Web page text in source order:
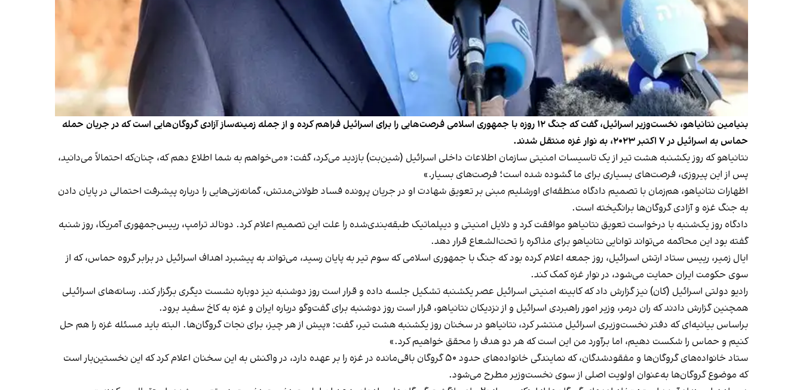
بنیامین نتانیاهو، نخست‌وزیر اسرائیل، گفت که جنگ ۱۲ روزه با جمهوری اسلامی فرصت‌هایی را برای اسرائیل فراهم کرده و از جمله زمینه‌ساز آزادی گروگان‌هایی است که در جریان حمله
حماس به اسرائیل در ۷ اکتبر ۲۰۲۳، به نوار غزه منتقل شدند.
نتانیاهو که روز یکشنبه هشت تیر از یک تاسیسات امنیتی سازمان اطلاعات داخلی اسرائیل (شین‌بت) بازدید می‌کرد، گفت: «می‌خواهم به شما اطلاع دهم که، چنان‌که احتمالاً می‌دانید،
پس از این پیروزی، فرصت‌های بسیاری برای ما گشوده شده است؛ فرصت‌های بسیار.»
اظهارات نتانیاهو، هم‌زمان با تصمیم دادگاه منطقه‌ای اورشلیم مبنی بر تعویق شهادت او در جریان پرونده فساد طولانی‌مدتش، گمانه‌زنی‌هایی را درباره پیشرفت احتمالی در پایان دادن
به جنگ غزه و آزادی گروگان‌ها برانگیخته است.
دادگاه روز یک‌شنبه با درخواست تعویق نتانیاهو موافقت کرد و دلایل امنیتی و دیپلماتیک طبقه‌بندی‌شده را علت این تصمیم اعلام کرد. دونالد ترامپ، رییس‌جمهوری آمریکا، روز شنبه
گفته بود این محاکمه می‌تواند توانایی نتانیاهو برای مذاکره را تحت‌الشعاع قرار دهد.
ایال زمیر، رییس ستاد ارتش اسرائیل، روز جمعه اعلام کرده بود که جنگ با جمهوری اسلامی که سوم تیر به پایان رسید، می‌تواند به پیشبرد اهداف اسرائیل در برابر گروه حماس، که از
سوی حکومت ایران حمایت می‌شود، در نوار غزه کمک کند.
رادیو دولتی اسرائیل (کان) نیز گزارش داد که کابینه امنیتی اسرائیل عصر یکشنبه تشکیل جلسه داده و قرار است روز دوشنبه نیز دوباره نشست دیگری برگزار کند. رسانه‌های اسرائیلی
همچنین گزارش دادند که ران درمر، وزیر امور راهبردی اسرائیل و از نزدیکان نتانیاهو، قرار است روز دوشنبه برای گفت‌وگو درباره ایران و غزه به کاخ سفید برود.
براساس بیانیه‌ای که دفتر نخست‌وزیری اسرائیل منتشر کرد، نتانیاهو در سخنان روز یکشنبه هشت تیر، گفت: «پیش از هر چیز، برای نجات گروگان‌ها. البته باید مسئله غزه را هم حل
کنیم و حماس را شکست دهیم، اما برآورد من این است که هر دو هدف را محقق خواهیم کرد.»
ستاد خانواده‌های گروگان‌ها و مفقودشدگان، که نمایندگی خانواده‌های حدود ۵۰ گروگان باقی‌مانده در غزه را بر عهده دارد، در واکنش به این سخنان اعلام کرد که این نخستین‌بار است
که موضوع گروگان‌ها به‌عنوان اولویت اصلی از سوی نخست‌وزیر مطرح می‌شود.